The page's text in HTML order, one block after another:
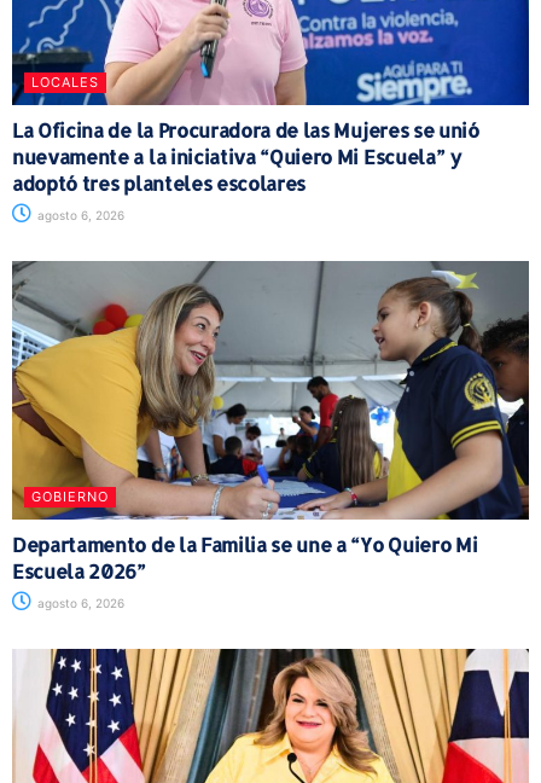
LOCALES
La Oficina de la Procuradora de las Mujeres se unió
nuevamente a la iniciativa “Quiero Mi Escuela” y
adoptó tres planteles escolares
agosto 6, 2026
GOBIERNO
Departamento de la Familia se une a “Yo Quiero Mi
Escuela 2026”
agosto 6, 2026